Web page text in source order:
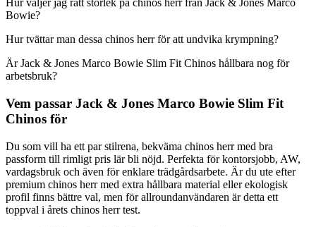
Hur väljer jag rätt storlek på chinos herr från Jack & Jones Marco
Bowie?
Hur tvättar man dessa chinos herr för att undvika krympning?
Är Jack & Jones Marco Bowie Slim Fit Chinos hållbara nog för
arbetsbruk?
Vem passar Jack & Jones Marco Bowie Slim Fit
Chinos för
Du som vill ha ett par stilrena, bekväma chinos herr med bra
passform till rimligt pris lär bli nöjd. Perfekta för kontorsjobb, AW,
vardagsbruk och även för enklare trädgårdsarbete. Är du ute efter
premium chinos herr med extra hållbara material eller ekologisk
profil finns bättre val, men för allroundanvändaren är detta ett
toppval i årets chinos herr test.